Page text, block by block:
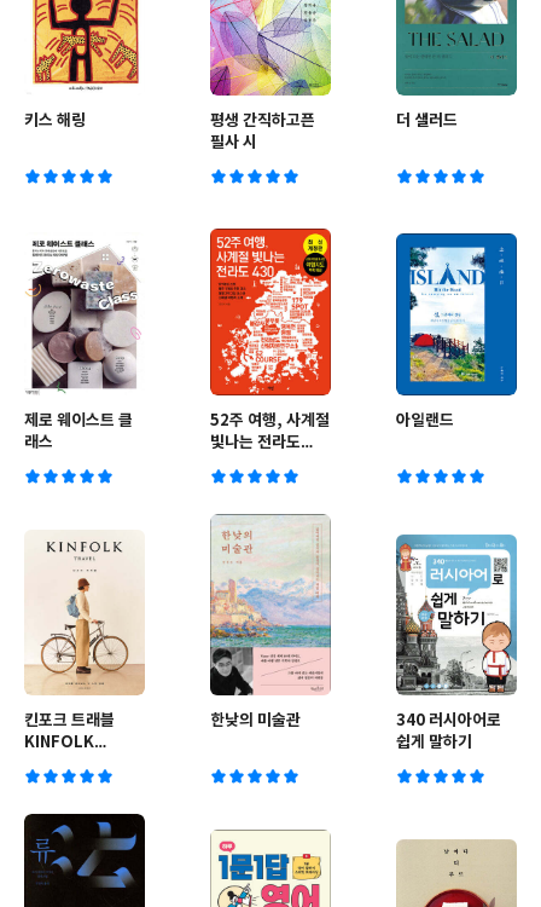
키스 해링
평생 간직하고픈
필사 시
더 샐러드
제로 웨이스트 클
래스
52주 여행, 사계절
빛나는 전라도
아일랜드
킨포크 트래블
KINFOLK
한낮의 미술관
340 러시아어로
쉽게 말하기